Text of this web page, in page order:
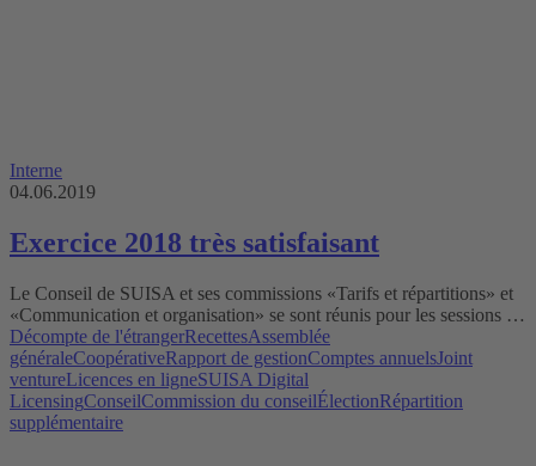
Interne
04.06.2019
Exercice 2018 très satisfaisant
Le Conseil de SUISA et ses commissions «Tarifs et répartitions» et
«Communication et organisation» se sont réunis pour les sessions …
Décompte de l'étrangerRecettesAssemblée
généraleCoopérativeRapport de gestionComptes annuelsJoint
ventureLicences en ligneSUISA Digital
LicensingConseilCommission du conseilÉlectionRépartition
supplémentaire